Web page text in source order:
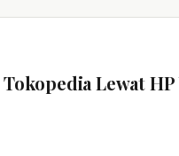
Tokopedia Lewat